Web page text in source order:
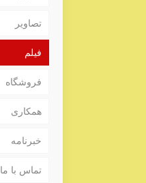
تصاویر
فیلم
فروشگاه
همکاری
خبرنامه
تماس با ما